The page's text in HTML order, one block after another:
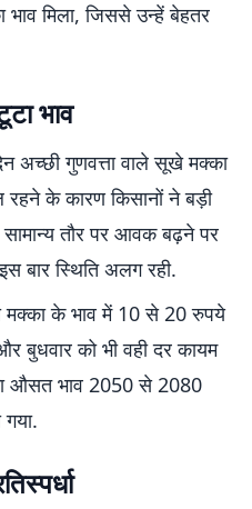
मिला, जिससे उन्हें बेहतर
भाव
अच्छी गुणवत्ता वाले सूखे मक्का
के कारण किसानों ने बड़ी
तौर पर आवक बढ़ने पर
बार स्थिति अलग रही.
मक्का के भाव में 10 से 20 रुपये
बुधवार को भी वही दर कायम
औसत भाव 2050 से 2080